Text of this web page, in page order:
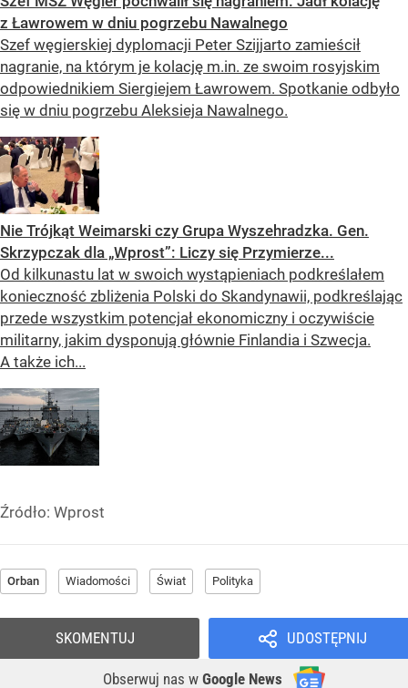
z Ławrowem w dniu pogrzebu Nawalnego
Szef węgierskiej dyplomacji Peter Szijjarto zamieścił
nagranie, na którym je kolację m.in. ze swoim rosyjskim
odpowiednikiem Siergiejem Ławrowem. Spotkanie odbyło
się w dniu pogrzebu Aleksieja Nawalnego.
Nie Trójkąt Weimarski czy Grupa Wyszehradzka. Gen.
Skrzypczak dla „Wprost”: Liczy się Przymierze...
Od kilkunastu lat w swoich wystąpieniach podkreślałem
konieczność zbliżenia Polski do Skandynawii, podkreślając
przede wszystkim potencjał ekonomiczny i oczywiście
militarny, jakim dysponują głównie Finlandia i Szwecja.
A także ich...
Źródło: Wprost
Orban Wiadomości Świat Polityka
UDOSTĘPNIJ
Obserwuj nas w Google News
SKOMENTUJ